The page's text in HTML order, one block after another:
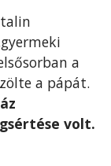
a
a pápát.
volt.